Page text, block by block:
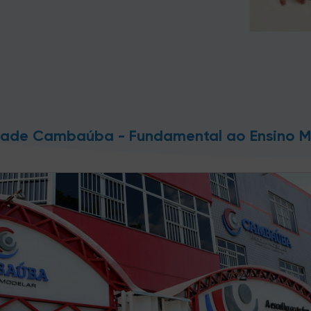
Cambaúba - Fundamental ao Ensino